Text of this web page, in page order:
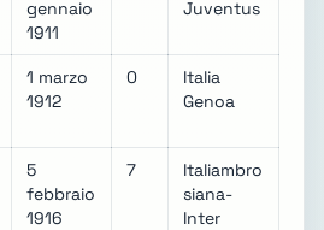
gennaio
1911
Juventus
1 marzo
1912
0
Italia
Genoa
5
febbraio
1916
7
Italiambro
siana-
Inter